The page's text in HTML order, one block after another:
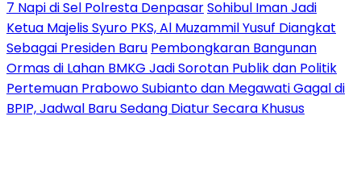
7 Napi di Sel Polresta DenpasarSohibul Iman Jadi
Ketua Majelis Syuro PKS, Al Muzammil Yusuf Diangkat
Sebagai Presiden Baru Pembongkaran Bangunan
Ormas di Lahan BMKG Jadi Sorotan Publik dan Politik
Pertemuan Prabowo Subianto dan Megawati Gagal di
BPIP, Jadwal Baru Sedang Diatur Secara Khusus